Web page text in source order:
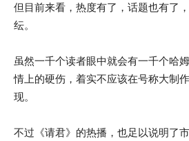
但目前来看，热度有了，话题也有了
纭。
虽然一千个读者眼中就会有一千个哈
情上的硬伤，着实不应该在号称大制
现。
不过《请君》的热播，也足以说明了